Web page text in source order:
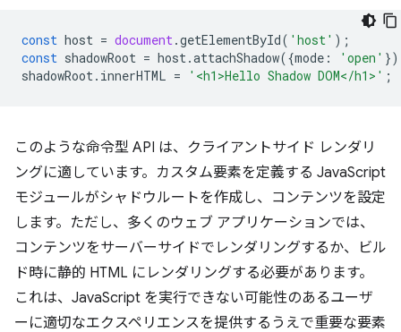
const host = document.getElementById( 'host' );
const shadowRoot = host.attachShadow({mode : 'open'
shadowRoot. innerHTML = '<h1>Hello Shadow DOM</h1>' ;
このような命令型 API は、クライアントサイド レンダリ
ングに適しています。カスタム要素を定義する JavaScript
モジュールがシャドウルートを作成し、コンテンツを設定
します。ただし、多くのウェブ アプリケーションでは、
コンテンツをサーバーサイドでレンダリングするか、ビル
ド時に静的 HTML にレンダリングする必要があります。
これは、JavaScript を実行できない可能性のあるユーザ
ーに適切なエクスペリエンスを提供するうえで重要な要素